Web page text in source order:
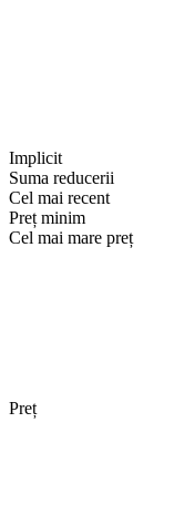
Implicit
Suma reducerii
Cel mai recent
Preț minim
Cel mai mare preț
Preț